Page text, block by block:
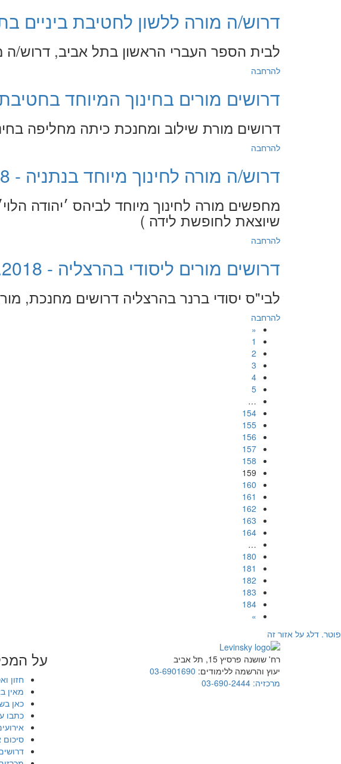
דרוש/ה מורה ללשון לחטיבת ביניים בתל-אביב
לבית הספר העברי הראשון בתל אביב, דרוש/ה
להרחבה
דרושים מורים בחינוך המיוחד בחטיבת
דרושים מורת שילוב ומחנכת כיתה מחליפה
להרחבה
דרוש/ה מורה לחינוך מיוחד בנתניה - 23.12.2018
מחפשים מורה לחינוך מיוחד לביהס ׳יהודה
שיוצאת לחופשת לידה )
להרחבה
דרושים מורים ליסודי בהרצליה - 23.12.2018
לבי"ס יסודי ברנר בהרצליה דרושים מחנכת,
להרחבה
«
1
2
3
4
5
…
154
155
156
157
158
159
160
161
162
163
164
…
180
181
182
183
184
»
פוטר. דלג על אזור זה
רח' שושנה פרסיץ 15, תל אביב
יעוץ והרשמה ללימודים: 03-6901690
מרכזיה: 03-690-2444
על
חזון
מאין
כאן
כתבו
סיכום